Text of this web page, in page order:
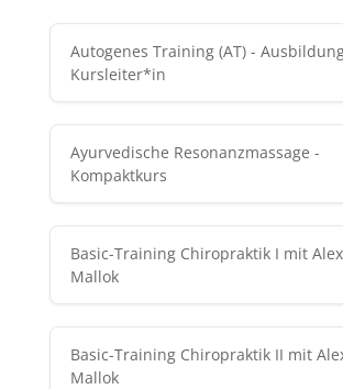
Autogenes Training (AT) -
Kursleiter*in
Ayurvedische Resonanzmassage -
Kompaktkurs
Basic-Training Chiropraktik I mit
Mallok
Basic-Training Chiropraktik II mit
Mallok